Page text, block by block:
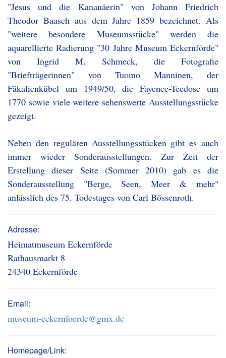
"Jesus und die Kananäerin" von Johann Friedrich
Theodor Baasch aus dem Jahre 1859 bezeichnet. Als
"weitere besondere Museumsstücke" werden die
aquarellierte Radierung "30 Jahre Museum Eckernförde"
von Ingrid M. Schmeck, die Fotografie
"Briefträgerinnen" von Tuomo Manninen, der
Fäkalienkübel um 1949/50, die Fayence-Teedose um
1770 sowie viele weitere sehenswerte Ausstellungsstücke
gezeigt.
Neben den regulären Ausstellungsstücken gibt es auch
immer wieder Sonderausstellungen. Zur Zeit der
Erstellung dieser Seite (Sommer 2010) gab es die
Sonderausstellung "Berge, Seen, Meer & mehr"
anlässlich des 75. Todestages von Carl Bössenroth.
Adresse:
Heimatmuseum Eckernförde
Rathausmarkt 8
24340 Eckernförde
Email:
museum-eckernfoerde@gmx.de
Homepage/Link: